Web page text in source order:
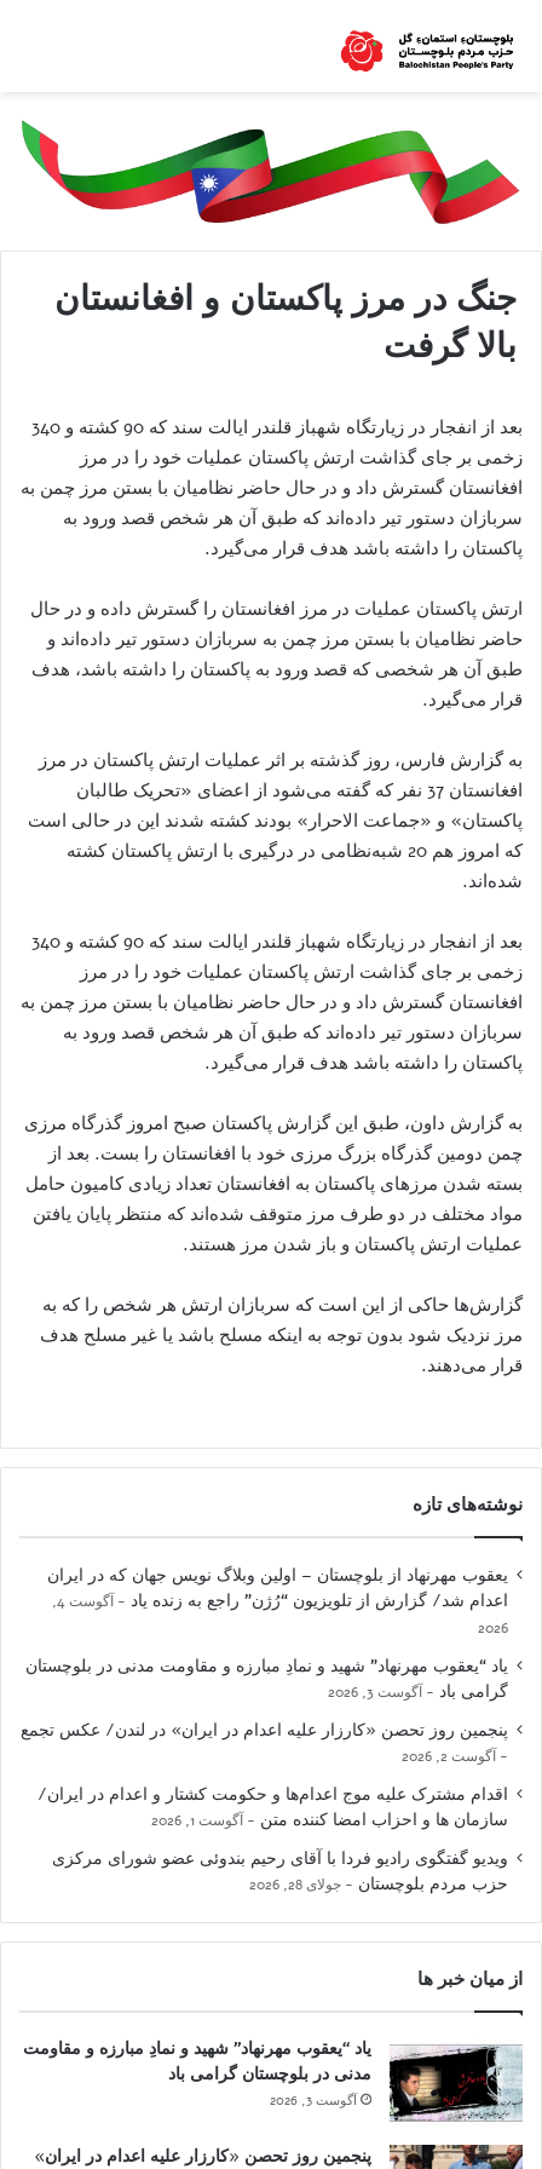
جنگ در مرز پاکستان و افغانستان
بالا گرفت
بعد از انفجار در زیارتگاه شهباز قلندر ایالت سند که 90 کشته و 340
زخمی بر جای گذاشت ارتش پاکستان عملیات خود را در مرز
افغانستان گسترش داد و در حال حاضر نظامیان با بستن مرز چمن به
سربازان دستور تیر داده‌اند که طبق آن هر شخص قصد ورود به
پاکستان را داشته باشد هدف قرار می‌گیرد.
ارتش پاکستان عملیات در مرز افغانستان را گسترش داده و در حال
حاضر نظامیان با بستن مرز چمن به سربازان دستور تیر داده‌اند و
طبق آن هر شخصی که قصد ورود به پاکستان را داشته باشد، هدف
قرار می‌گیرد.
به گزارش فارس، روز گذشته بر اثر عملیات ارتش پاکستان در مرز
افغانستان 37 نفر که گفته می‌شود از اعضای «تحریک طالبان
پاکستان» و «جماعت الاحرار» بودند کشته شدند این در حالی است
که امروز هم 20 شبه‌نظامی در درگیری با ارتش پاکستان کشته
شده‌اند.
بعد از انفجار در زیارتگاه شهباز قلندر ایالت سند که 90 کشته و 340
زخمی بر جای گذاشت ارتش پاکستان عملیات خود را در مرز
افغانستان گسترش داد و در حال حاضر نظامیان با بستن مرز چمن به
سربازان دستور تیر داده‌اند که طبق آن هر شخص قصد ورود به
پاکستان را داشته باشد هدف قرار می‌گیرد.
به گزارش داون، طبق این گزارش پاکستان صبح امروز گذرگاه مرزی
چمن دومین گذرگاه بزرگ مرزی خود با افغانستان را بست. بعد از
بسته شدن مرزهای پاکستان به افغانستان تعداد زیادی کامیون حامل
مواد مختلف در دو طرف مرز متوقف شده‌اند که منتظر پایان یافتن
عملیات ارتش پاکستان و باز شدن مرز هستند.
گزارش‌ها حاکی از این است که سربازان ارتش هر شخص را که به
مرز نزدیک شود بدون توجه به اینکه مسلح باشد یا غیر مسلح هدف
قرار می‌دهند.
نوشته‌های تازه
یعقوب مهرنهاد از بلوچستان – اولین وبلاگ نویس جهان که در ایران
اعدام شد/ گزارش از تلویزیون “رُژن” راجع به زنده یاد
آگوست 4,
2026
یاد “یعقوب مهرنهاد” شهید و نمادِ مبارزه و مقاومت مدنی در بلوچستان
گرامی باد
آگوست 3, 2026
پنجمین روز تحصن «کارزار علیه اعدام در ایران» در لندن/ عکس تجمع
آگوست 2, 2026
اقدام مشترک علیه موج اعدام‌ها و حکومت کشتار و اعدام در ایران/
سازمان ها و احزاب امضا کننده متن
آگوست 1, 2026
ویدیو گفتگوی رادیو فردا با آقای رحیم بندوئی عضو شورای مرکزی
حزب مردم بلوچستان
جولای 28, 2026
از میان خبر ها
یاد “یعقوب مهرنهاد” شهید و نمادِ مبارزه و مقاومت
مدنی در بلوچستان گرامی باد
آگوست 3, 2026
پنجمین روز تحصن «کارزار علیه اعدام در ایران»